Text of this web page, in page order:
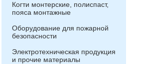
Когти монтерские, полиспаст,
пояса монтажные
Оборудование для пожарной
безопасности
Электротехническая продукция
и прочие материалы